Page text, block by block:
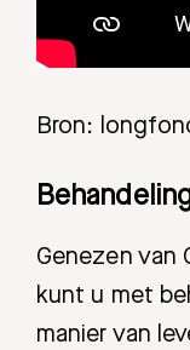
Bron:
Genezen van
kunt u met
manier van